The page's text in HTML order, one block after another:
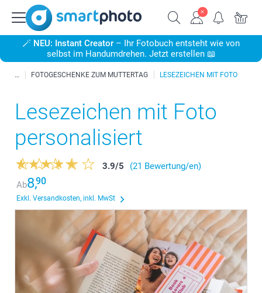
🪄 NEU: Instant Creator – Ihr Fotobuch entsteht wie von
selbst im Handumdrehen. Jetzt erstellen 📖
FOTOGESCHENKE ZUM MUTTERTAG LESEZEICHEN MIT FOTO
Lesezeichen mit Foto
personalisiert
3.9/5
(21 Bewertung/en)
Ab8,90
Exkl. Versandkosten, inkl. MwSt